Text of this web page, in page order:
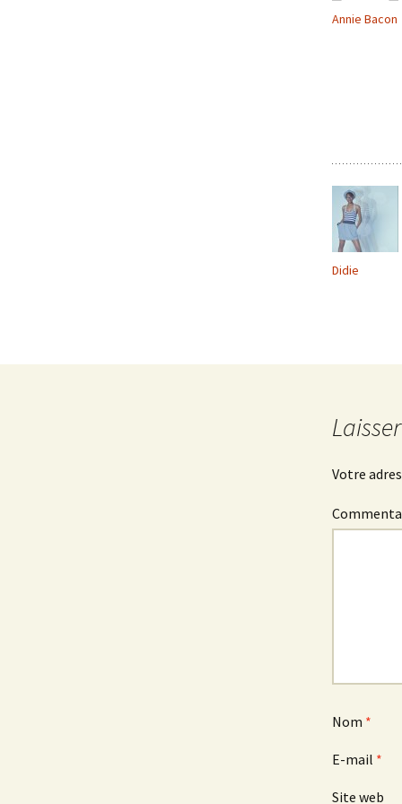
Annie Bacon
Didie
Votre
Nom *
E-mail *
Site web